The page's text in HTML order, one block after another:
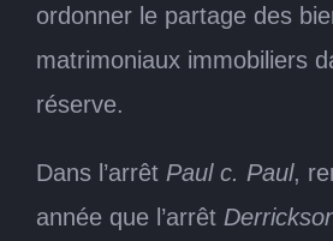
ordonner le partage des
matrimoniaux immobiliers
réserve.
Dans l’arrêt Paul c. Paul,
année que l’arrêt